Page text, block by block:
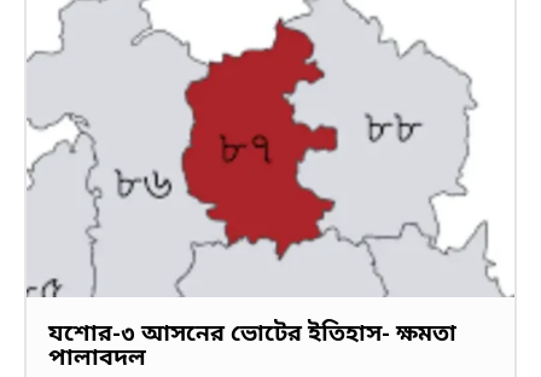
যশোর-৩ আসনের ভোটের ইতিহাস- ক্ষমতা
পালাবদল